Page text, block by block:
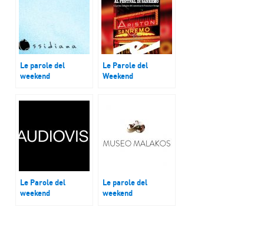
Le parole del
weekend
Le Parole del
Weekend
Le Parole del
weekend
Le parole del
weekend